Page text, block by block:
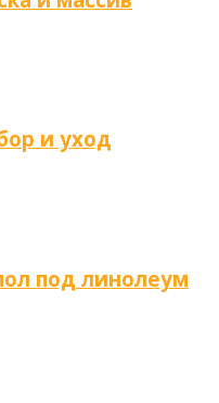
и уход
под линолеум